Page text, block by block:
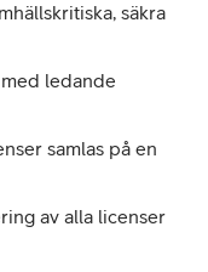
säkra
ledande
samlas på en
av alla licenser